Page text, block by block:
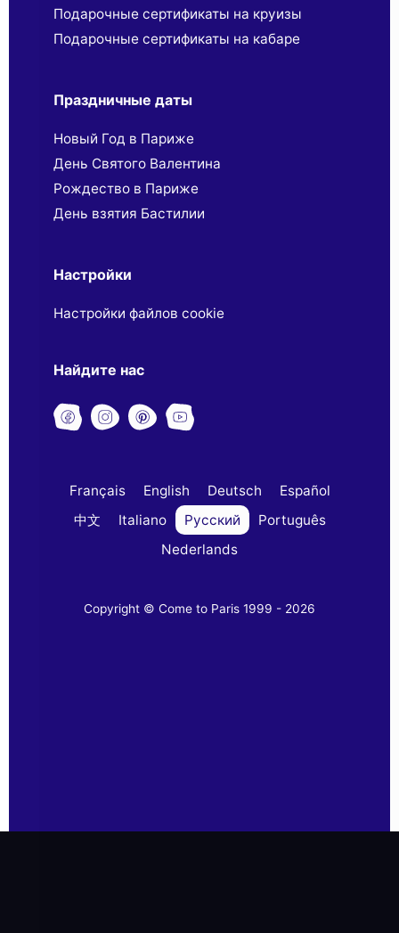
Подарочные сертификаты на круизы
Подарочные сертификаты на кабаре
Праздничные даты
Новый Год в Париже
День Святого Валентина
Рождество в Париже
День взятия Бастилии
Настройки
Настройки файлов cookie
Найдите нас
Français English Deutsch
Español
中文
Italiano Русский
Português
Nederlands
Copyright © Come to Paris 1999 - 2026